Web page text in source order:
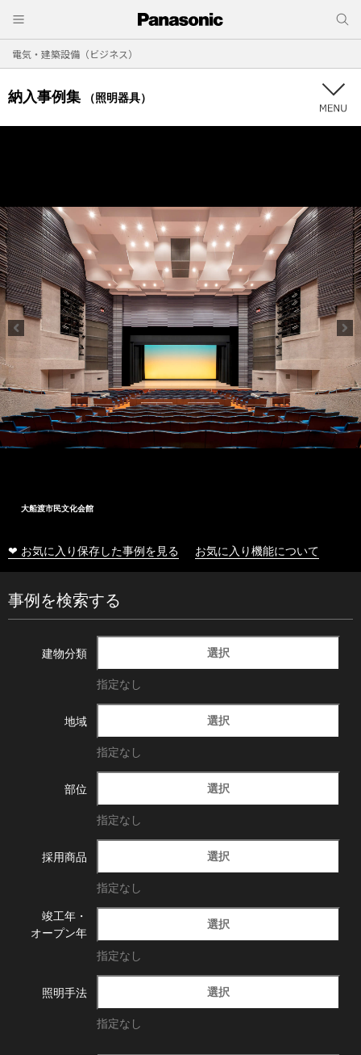
電気・建築設備（ビジネス）
納入事例集 （照明器具）
大船渡市民文化会館
❤ お気に入り保存した事例を見る お気に入り機能について
事例を検索する
建物分類 選択
指定なし
地域 選択
指定なし
部位 選択
指定なし
採用商品 選択
指定なし
竣工年・
オープン年
選択
指定なし
照明手法 選択
指定なし